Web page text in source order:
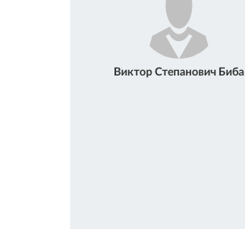
Виктор Степанович Биба